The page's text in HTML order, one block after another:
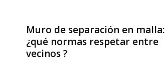
Muro de separación en malla:
¿qué normas respetar entre
vecinos ?